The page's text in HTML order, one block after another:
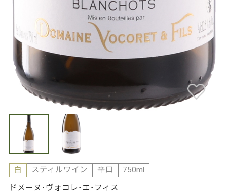
白 スティルワイン 辛口
750ml
ドメーヌ･ヴォコレ･エ･フィス